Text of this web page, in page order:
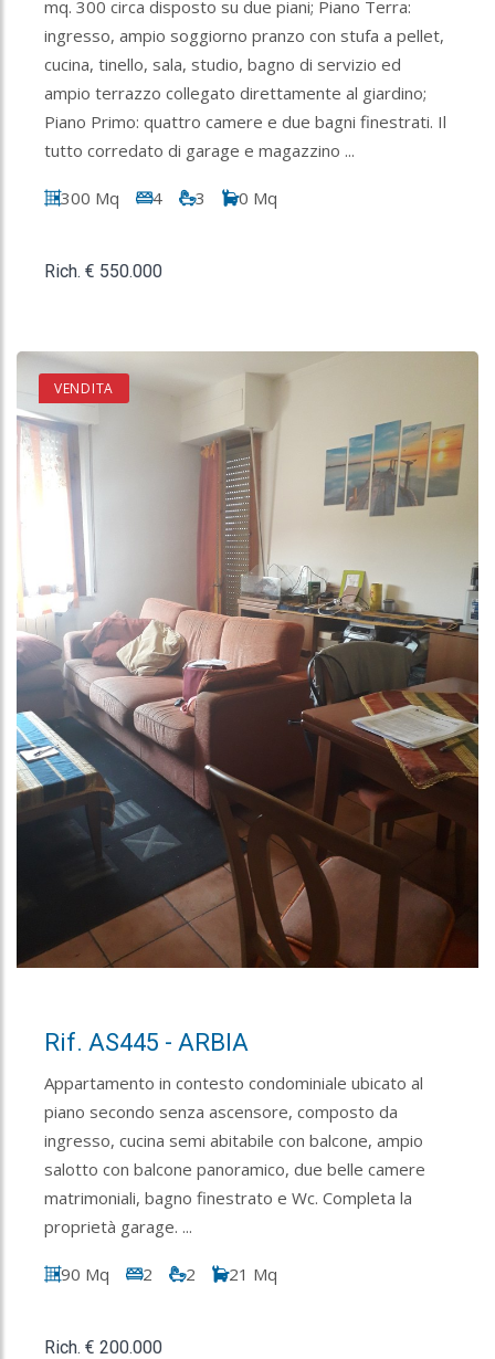
mq. 300 circa disposto su due piani; Piano Terra:
ingresso, ampio soggiorno pranzo con stufa a pellet,
cucina, tinello, sala, studio, bagno di servizio ed
ampio terrazzo collegato direttamente al giardino;
Piano Primo: quattro camere e due bagni finestrati. Il
tutto corredato di garage e magazzino ...
300 Mq 4 3 0 Mq
Rich. € 550.000
VENDITA
Rif. AS445 - ARBIA
Appartamento in contesto condominiale ubicato al
piano secondo senza ascensore, composto da
ingresso, cucina semi abitabile con balcone, ampio
salotto con balcone panoramico, due belle camere
matrimoniali, bagno finestrato e Wc. Completa la
proprietà garage. ...
90 Mq 2 2 21 Mq
Rich. € 200.000